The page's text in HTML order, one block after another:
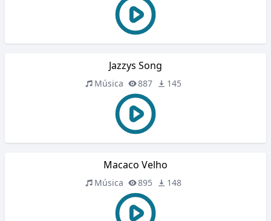
Jazzys Song
Música 887 145
Macaco Velho
Música 895 148